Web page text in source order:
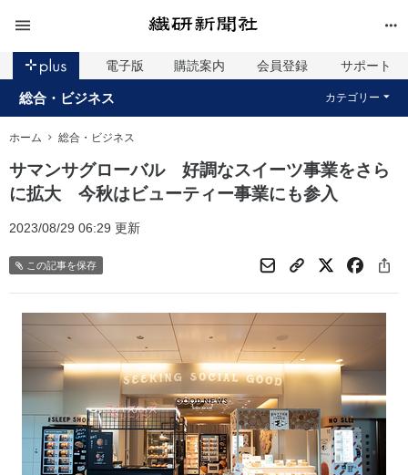
電子版 購読案内 会員登録 サポート
総合・ビジネス カテゴリー
ホーム 総合・ビジネス
サマンサグローバル 好調なスイーツ事業をさら
に拡大 今秋はビューティー事業にも参入
2023/08/29 06:29 更新
この記事を保存